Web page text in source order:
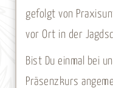
gefolgt von
vor Ort in der
Bist Du einmal bei
Präsenzkurs